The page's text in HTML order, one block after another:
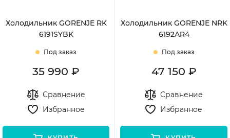
Холодильник GORENJE RK
6191SYBK
Под заказ
35 990 ₽
Сравнение
Избранное
Холодильник GORENJE NRK
6192AR4
Под заказ
47 150 ₽
Сравнение
Избранное